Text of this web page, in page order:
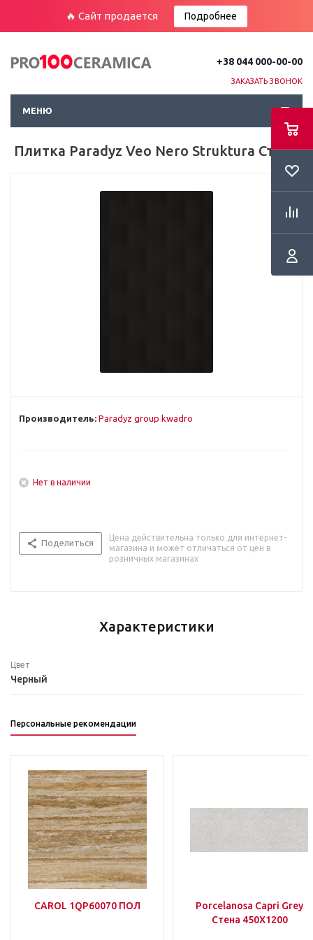
🔥 Сайт продается Подробнее
+38 044 000-00-00
ЗАКАЗАТЬ ЗВОНОК
МЕНЮ
Плитка Paradyz Veo Nero Struktura Стена
Производитель: Paradyz group kwadro
Нет в наличии
Поделиться
Цена действительна только для интернет-
магазина и может отличаться от цен в
розничных магазинах
Характеристики
Цвет
Черный
Персональные рекомендации
CAROL 1QP60070 ПОЛ
Porcelanosa Capri Grey
Стена 450Х1200